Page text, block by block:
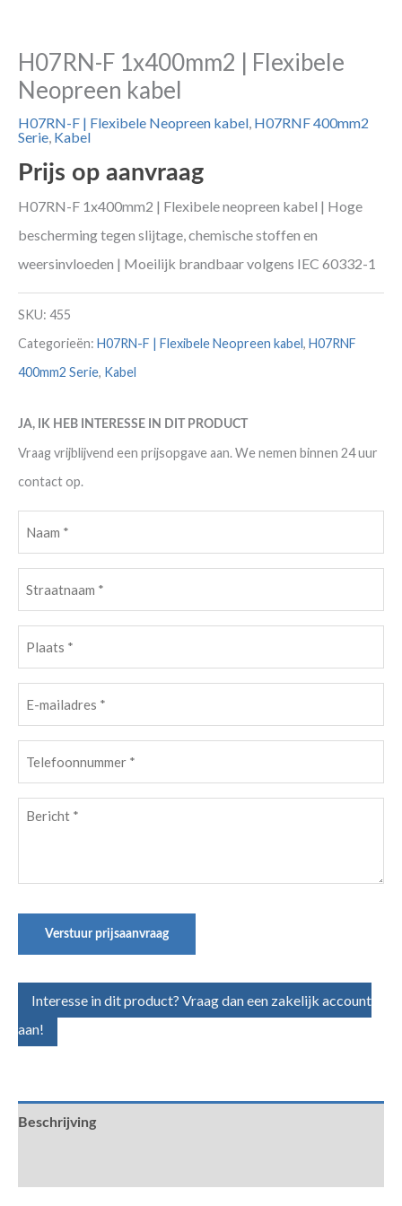
H07RN-F 1x400mm2 | Flexibele
Neopreen kabel
H07RN-F | Flexibele Neopreen kabel, H07RNF 400mm2
Serie, Kabel
Prijs op aanvraag
H07RN-F 1x400mm2 | Flexibele neopreen kabel | Hoge
bescherming tegen slijtage, chemische stoffen en
weersinvloeden | Moeilijk brandbaar volgens IEC 60332-1
SKU: 455
Categorieën: H07RN-F | Flexibele Neopreen kabel, H07RNF
400mm2 Serie, Kabel
JA, IK HEB INTERESSE IN DIT PRODUCT
Vraag vrijblijvend een prijsopgave aan. We nemen binnen 24 uur
contact op.
(Vereist)
(Vereist)
(Vereist)
mailadres(Vereist)
(Vereist)
Bericht (Vereist)
Verstuur prijsaanvraag
Interesse in dit product? Vraag dan een zakelijk account
aan!
Beschrijving